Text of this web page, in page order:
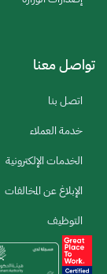
تواصل معنا
اتصل بنا
خدمة العملاء
الخدمات الإلكترونية
الإبلاغ عن المخالفات
التوظيف